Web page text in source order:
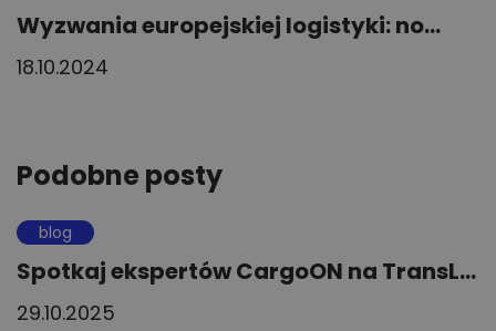
Wyzwania europejskiej logistyki: no...
18.10.2024
Podobne posty
blog
Spotkaj ekspertów CargoON na TransL...
29.10.2025